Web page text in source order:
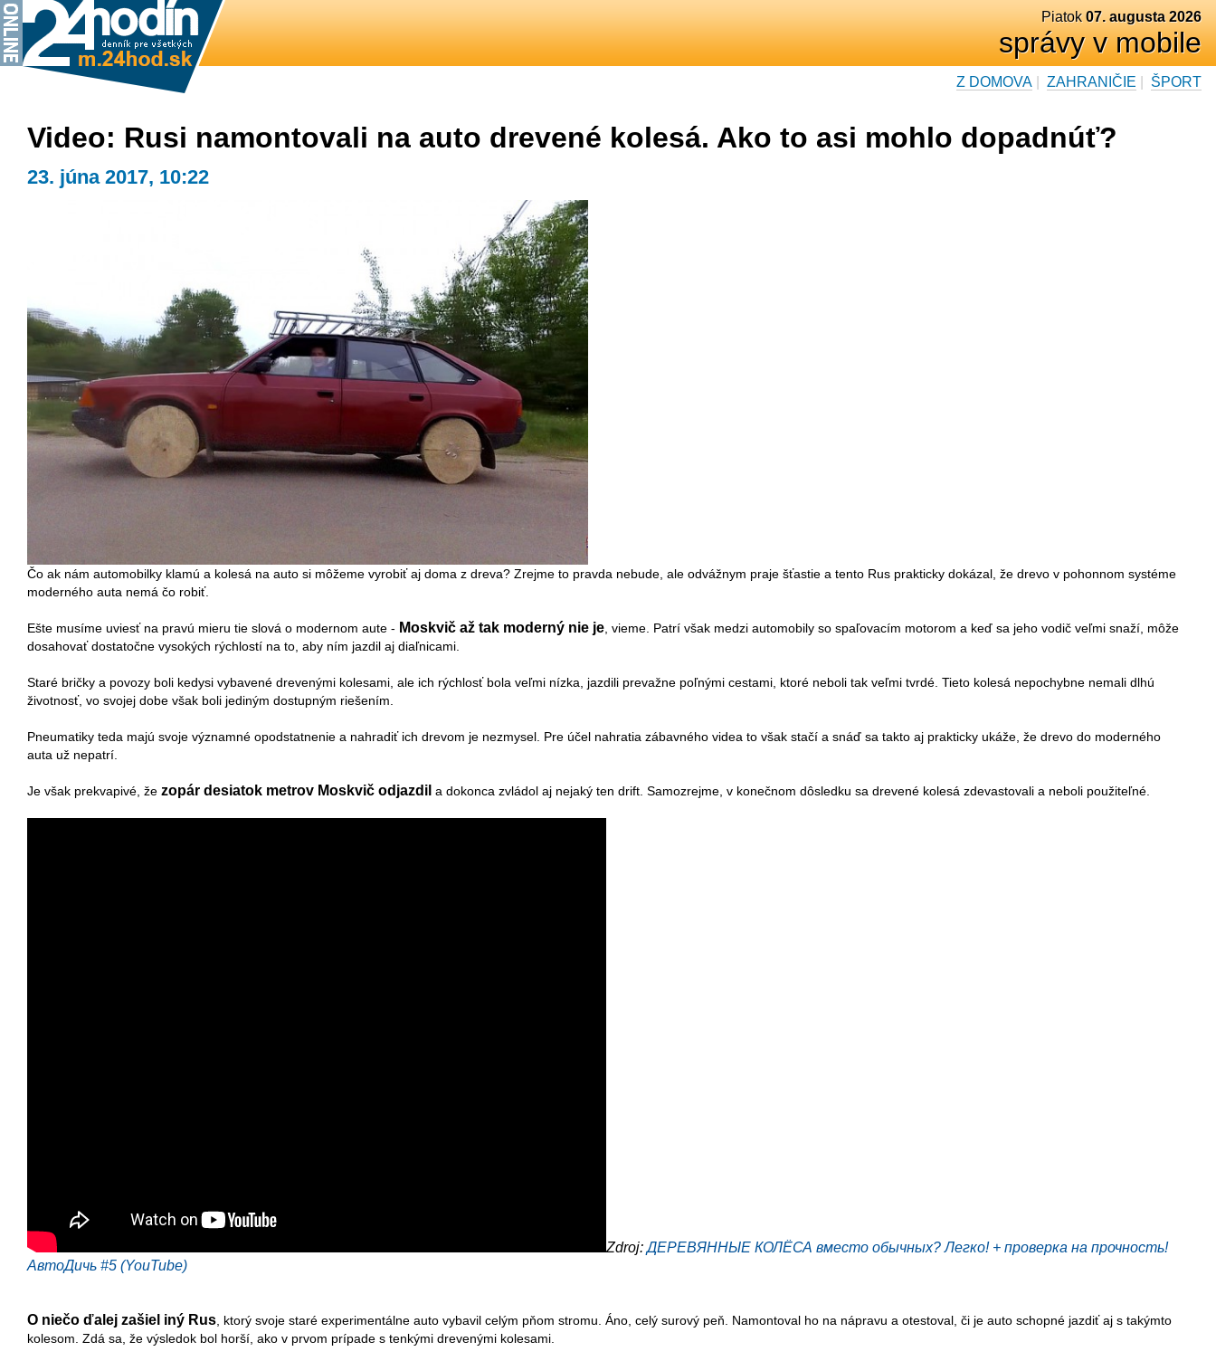
Piatok07. augusta 2026
správy v mobile
Z DOMOVA ZAHRANIČIE ŠPORT
Video: Rusi namontovali na auto drevené kolesá. Ako to asi mohlo dopadnúť?
23. júna 2017, 10:22
Čo ak nám automobilky klamú a kolesá na auto si môžeme vyrobiť aj doma z dreva? Zrejme to pravda nebude, ale odvážnym praje šťastie a tento Rus prakticky dokázal, že drevo v pohonnom systéme
moderného auta nemá čo robiť.
Ešte musíme uviesť na pravú mieru tie slová o modernom aute - Moskvič až tak moderný nie je , vieme. Patrí však medzi automobily so spaľovacím motorom a keď sa jeho vodič veľmi snaží, môže
dosahovať dostatočne vysokých rýchlostí na to, aby ním jazdil aj diaľnicami.
Staré bričky a povozy boli kedysi vybavené drevenými kolesami, ale ich rýchlosť bola veľmi nízka, jazdili prevažne poľnými cestami, ktoré neboli tak veľmi tvrdé. Tieto kolesá nepochybne nemali dlhú
životnosť, vo svojej dobe však boli jediným dostupným riešením.
Pneumatiky teda majú svoje významné opodstatnenie a nahradiť ich drevom je nezmysel. Pre účel nahratia zábavného videa to však stačí a snáď sa takto aj prakticky ukáže, že drevo do moderného
auta už nepatrí.
Je však prekvapivé, že zopár desiatok metrov Moskvič odjazdil a dokonca zvládol aj nejaký ten drift. Samozrejme, v konečnom dôsledku sa drevené kolesá zdevastovali a neboli použiteľné.
Zdroj:ДЕРЕВЯННЫЕ КОЛЁСА вместо обычных? Легко! + проверка на прочность!
АвтоДичь #5 (YouTube)
O niečo ďalej zašiel iný Rus , ktorý svoje staré experimentálne auto vybavil celým pňom stromu. Áno, celý surový peň. Namontoval ho na nápravu a otestoval, či je auto schopné jazdiť aj s takýmto
kolesom. Zdá sa, že výsledok bol horší, ako v prvom prípade s tenkými drevenými kolesami.